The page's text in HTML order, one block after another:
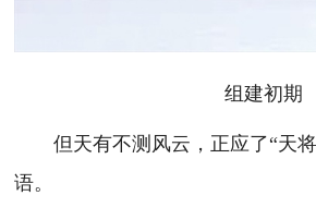
组建初期
但天有不测风云，正应了“天将
语。